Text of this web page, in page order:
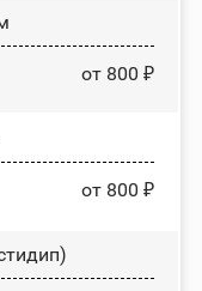
от 800 ₽
от 800 ₽